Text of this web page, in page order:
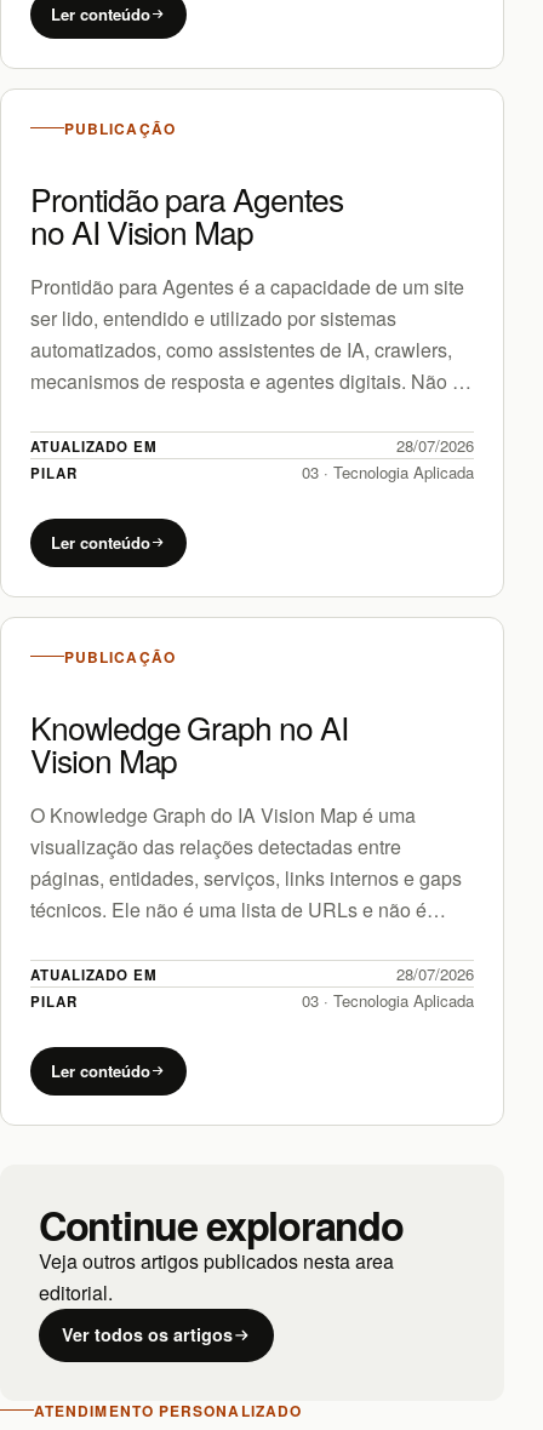
Ler conteúdo
PUBLICAÇÃO
Prontidão para Agentes
no AI Vision Map
Prontidão para Agentes é a capacidade de um site
ser lido, entendido e utilizado por sistemas
automatizados, como assistentes de IA, crawlers,
mecanismos de resposta e agentes digitais. Não se
ATUALIZADO EM 28/07/2026
PILAR 03 · Tecnologia Aplicada
Ler conteúdo
PUBLICAÇÃO
Knowledge Graph no AI
Vision Map
O Knowledge Graph do IA Vision Map é uma
visualização das relações detectadas entre
páginas, entidades, serviços, links internos e gaps
técnicos. Ele não é uma lista de URLs e não é…
ATUALIZADO EM 28/07/2026
PILAR 03 · Tecnologia Aplicada
Ler conteúdo
Continue explorando
Veja outros artigos publicados nesta area
editorial.
Ver todos os artigos
ATENDIMENTO PERSONALIZADO